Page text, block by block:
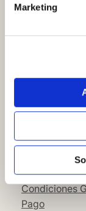
Marketing
Atención al
Cómo
Simbología
Cookies
Política de
Guía de
Aviso Legal
Condiciones
Pago